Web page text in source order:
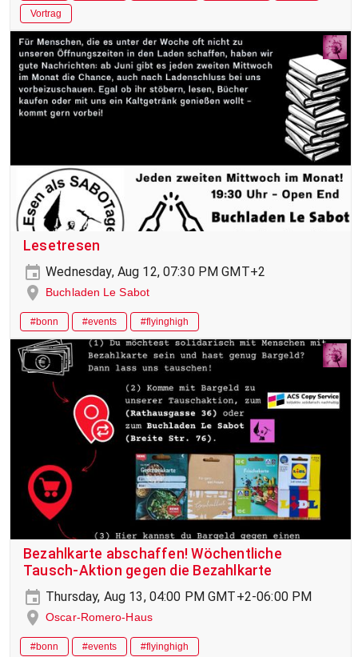
Vortrag
Lesetresen
Wednesday, Aug 12, 07:30 PM GMT+2
Buchladen Le Sabot
#bonn #events #flyinghigh
Bezahlkarte abschaffen! Wöchentliche
Tausch-Aktion gegen die Bezahlkarte
Thursday, Aug 13, 04:00 PM GMT+2-06:00 PM
Oscar-Romero-Haus
#bonn #events #flyinghigh